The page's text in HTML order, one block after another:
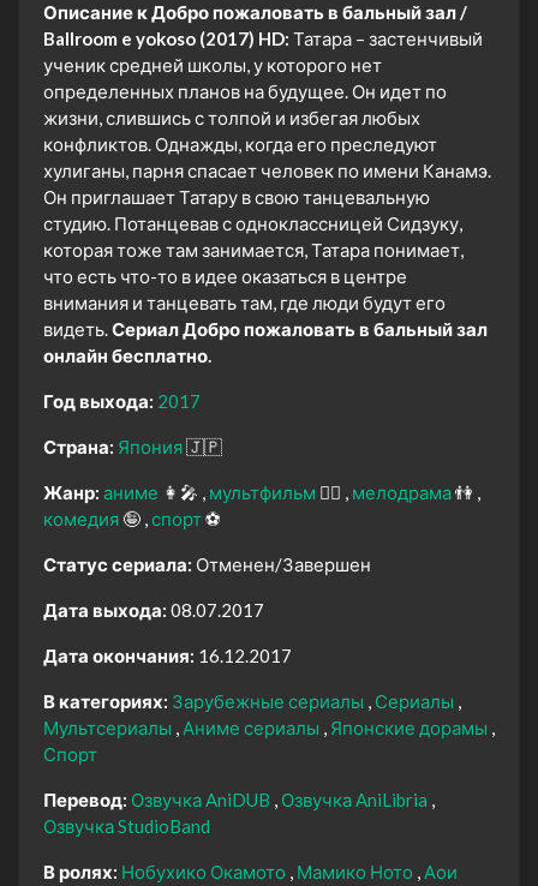
Описание к Добро пожаловать в бальный зал /
Ballroom e yokoso (2017) HD: Татара – застенчивый
ученик средней школы, у которого нет
определенных планов на будущее. Он идет по
жизни, слившись с толпой и избегая любых
конфликтов. Однажды, когда его преследуют
хулиганы, парня спасает человек по имени Канамэ.
Он приглашает Татару в свою танцевальную
студию. Потанцевав с одноклассницей Сидзуку,
которая тоже там занимается, Татара понимает,
что есть что-то в идее оказаться в центре
внимания и танцевать там, где люди будут его
видеть.Сериал Добро пожаловать в бальный зал
онлайн бесплатно.
Год выхода: 2017
Страна: Япония🇯🇵
Жанр: аниме 👩‍🎤 мультфильм 🧚‍♀️ мелодрама👫
комедия 🤪 спорт⚽
Статус сериала: Отменен/Завершен
Дата выхода: 08.07.2017
Дата окончания: 16.12.2017
В категориях: Зарубежные сериалы
Сериалы
Мультсериалы
Аниме сериалы
Японские дорамы
Спорт
Перевод: Озвучка AniDUB
Озвучка AniLibria
Озвучка StudioBand
В ролях: Нобухико Окамото Мамико Ното
Аои